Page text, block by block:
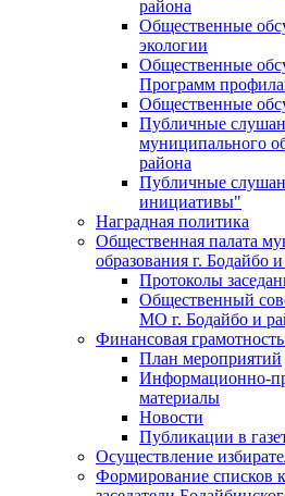
района
Общественные
экологии
Общественные
Программ
Общественные
Публичные
муниципального
района
Публичные
инициативы"
Наградная политика
Общественная палата
образования г. Бодайбо
Протоколы
Общественный
МО г. Бодайбо и
Финансовая
План мероприятий
Информационно-
материалы
Новости
Публикации в
Осуществление
Формирование списков